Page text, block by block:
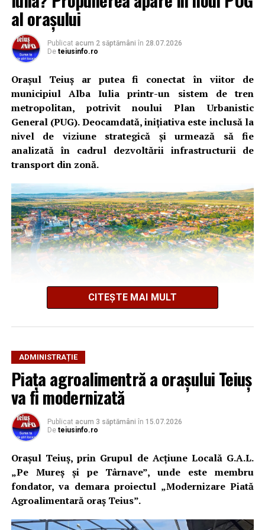
al orașului
Publicat acum 2 săptămâni în 28.07.2026
De teiusinfo.ro
Orașul Teiuș ar putea fi conectat în viitor de
municipiul Alba Iulia printr-un sistem de tren
metropolitan, potrivit noului Plan Urbanistic
General (PUG). Deocamdată, inițiativa este inclusă la
nivel de viziune strategică și urmează să fie
analizată în cadrul dezvoltării infrastructurii de
transport din zonă.
Propunerea este menționată în Raportul de Mediu al
PUG, document care prevede modernizarea
infrastructurii feroviare pentru îmbunătățirea
conexiunilor cu Alba Iulia, Aiud, Cluj-Napoca, Turda și
Câmpia Turzii. În același context, autorii documentului
arată că „pentru apropierea de reședința de județ se va
metropolitan Alba Iulia”.
Teiuș, un nod de transport cu
potențial regional
CITEȘTE MAI MULT
ADMINISTRAȚIE
Piața agroalimentră a orașului Teiuș
va fi modernizată
Publicat acum 3 săptămâni în 15.07.2026
De teiusinfo.ro
Orașul Teiuș, prin Grupul de Acțiune Locală G.A.L.
„Pe Mureș și pe Târnave”, unde este membru
fondator, va demara proiectul „Modernizare Piată
Agroalimentară oraș Teius”.